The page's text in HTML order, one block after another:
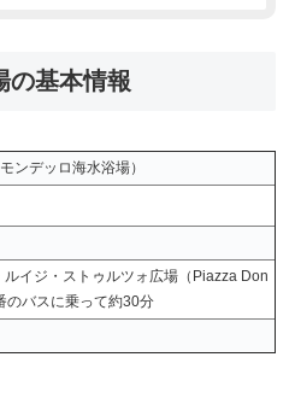
の基本情報
ンデッロ海水浴場）
イジ・ストゥルツォ広場（Piazza Don
のバスに乗って約30分